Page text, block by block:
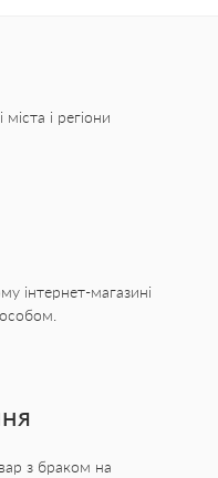
міста і регіони
інтернет-магазині
з браком на